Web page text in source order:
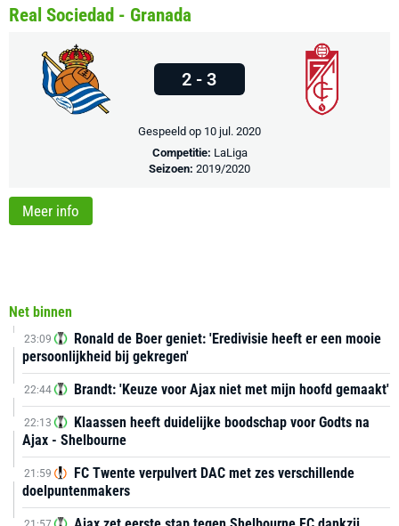
Net binnen
23:09
Ronald de Boer geniet: 'Eredivisie heeft er een mooie
persoonlijkheid bij gekregen'
22:44 Brandt: 'Keuze voor Ajax niet met mijn hoofd gemaakt'
22:13
Klaassen heeft duidelijke boodschap voor Godts na
Ajax - Shelbourne
21:59
FC Twente verpulvert DAC met zes verschillende
doelpuntenmakers
Real Sociedad - Granada
2 - 3
Gespeeld op 10 jul. 2020
Competitie: LaLiga
Seizoen: 2019/2020
Meer info